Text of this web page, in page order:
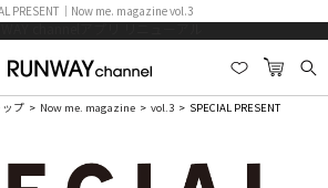
PRESENT｜Now me. magazine vol.3
ップ Now me. magazine vol.3 SPECIAL PRESENT